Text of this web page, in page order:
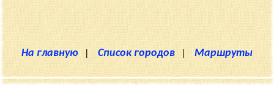
На главную | Список городов | Маршруты